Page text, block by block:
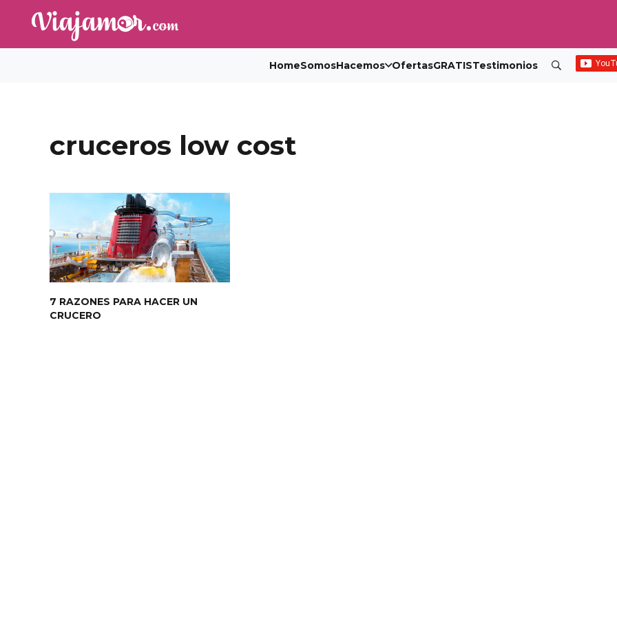
HomeSomosHacemos OfertasGRATISTestimonios
cruceros low cost
7 RAZONES PARA HACER UN
CRUCERO